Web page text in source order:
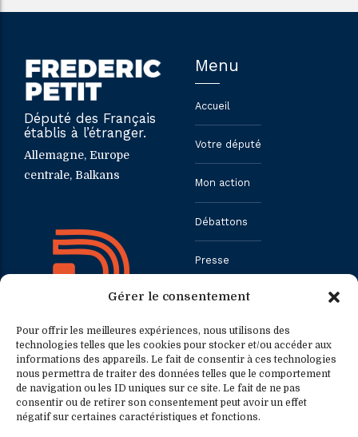
Gérer le consentement
Pour offrir les meilleures expériences, nous utilisons des
technologies telles que les cookies pour stocker et/ou accéder aux
informations des appareils. Le fait de consentir à ces technologies
nous permettra de traiter des données telles que le comportement
de navigation ou les ID uniques sur ce site. Le fait de ne pas
consentir ou de retirer son consentement peut avoir un effet
négatif sur certaines caractéristiques et fonctions.
Député des Français
établis à l’étranger.
Allemagne, Europe
centrale, Balkans
Menu
Accueil
Votre député
Mon action
Débattons
Presse
Contact
Contact
0033.1.40.63.75.31
Contact presse
presse@fredericpetit.eu